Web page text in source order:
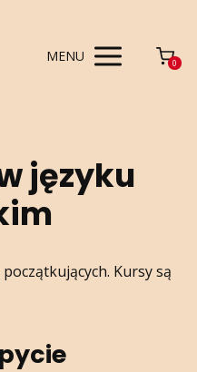
MENU 0
języku
Kursy są